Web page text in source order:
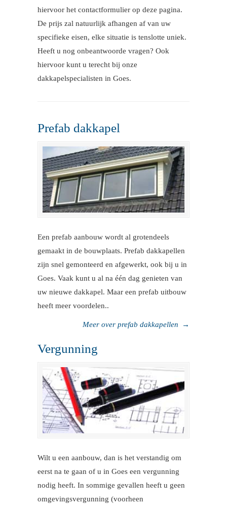
hiervoor het contactformulier op deze pagina.
De prijs zal natuurlijk afhangen af van uw
specifieke eisen, elke situatie is tenslotte uniek.
Heeft u nog onbeantwoorde vragen? Ook
hiervoor kunt u terecht bij onze
dakkapelspecialisten in Goes.
Prefab dakkapel
Een prefab aanbouw wordt al grotendeels
gemaakt in de bouwplaats. Prefab dakkapellen
zijn snel gemonteerd en afgewerkt, ook bij u in
Goes. Vaak kunt u al na één dag genieten van
uw nieuwe dakkapel. Maar een prefab uitbouw
heeft meer voordelen..
Meer over prefab dakkapellen →
Vergunning
Wilt u een aanbouw, dan is het verstandig om
eerst na te gaan of u in Goes een vergunning
nodig heeft. In sommige gevallen heeft u geen
omgevingsvergunning (voorheen